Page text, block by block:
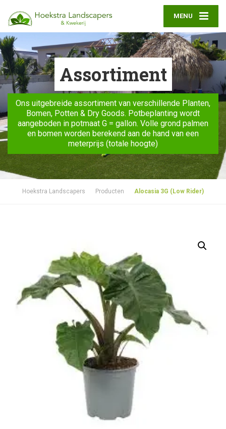
MENU
Assortiment
Ons uitgebreide assortiment van verschillende Planten,
Bomen, Potten & Dry Goods. Potbeplanting wordt
aangeboden in potmaat G = gallon. Volle grond palmen
en bomen worden berekend aan de hand van een
meterprijs (totale hoogte)
Hoekstra Landscapers Producten Alocasia 3G (Low Rider)